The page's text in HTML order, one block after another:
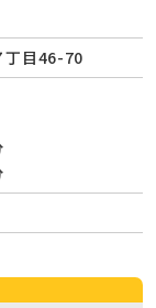
丁目46-70